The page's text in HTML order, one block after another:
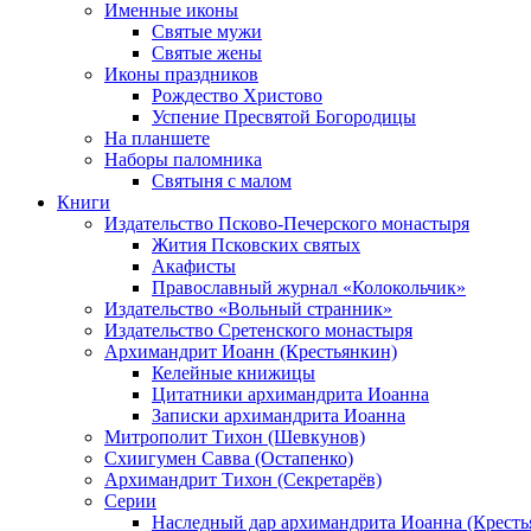
Именные иконы
Святые мужи
Святые жены
Иконы праздников
Рождество Христово
Успение Пресвятой Богородицы
На планшете
Наборы паломника
Святыня с малом
Книги
Издательство Псково-Печерского монастыря
Жития Псковских святых
Акафисты
Православный журнал «Колокольчик»
Издательство «Вольный странник»
Издательство Сретенского монастыря
Архимандрит Иоанн (Крестьянкин)
Келейные книжицы
Цитатники архимандрита Иоанна
Записки архимандрита Иоанна
Митрополит Тихон (Шевкунов)
Схиигумен Савва (Остапенко)
Архимандрит Тихон (Секретарёв)
Серии
Наследный дар архимандрита Иоанна